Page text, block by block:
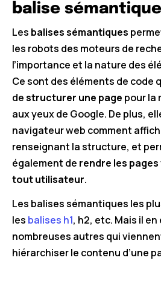
balise
Les balises sémantiques
les robots des moteurs de
l’importance et la nature des
Ce sont des éléments de code
destructurer une page pour la
aux yeux de Google. De plus,
navigateur web comment
renseignant la structure, et
également de rendre les
tout utilisateur.
Les balises sémantiques les
les balises h1, h2, etc. Mais il
nombreuses autres qui
hiérarchiser le contenu d’une